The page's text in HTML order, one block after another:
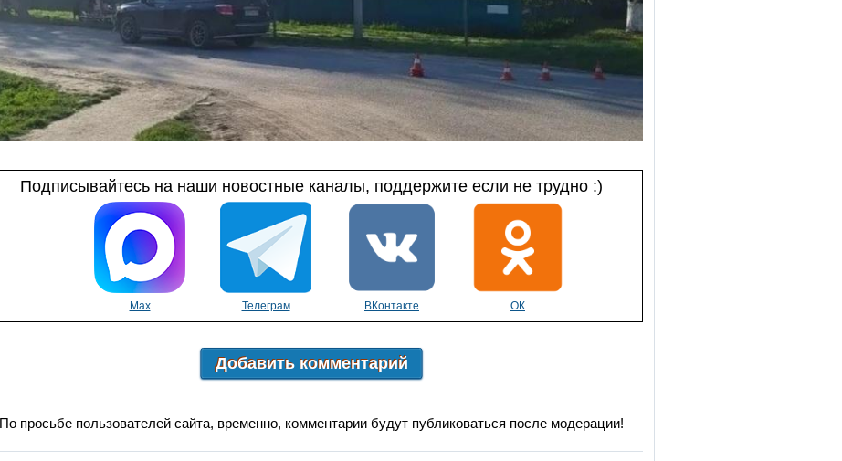
Подписывайтесь на наши новостные каналы, поддержите если не трудно :)
Max Телеграм ВКонтакте ОК
Добавить комментарий
По просьбе пользователей сайта, временно, комментарии будут публиковаться после модерации!